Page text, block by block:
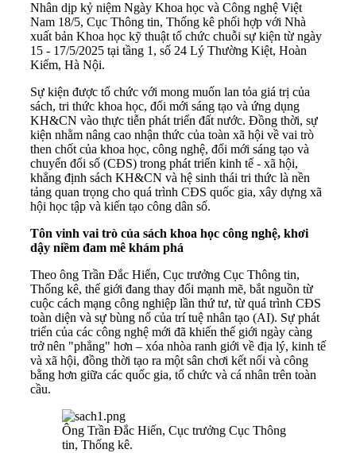
Nhân dịp kỷ niệm Ngày Khoa học và Công nghệ Việt
Nam 18/5, Cục Thông tin, Thống kê phối hợp với Nhà
xuất bản Khoa học kỹ thuật tổ chức chuỗi sự kiện từ ngày
15 - 17/5/2025 tại tầng 1, số 24 Lý Thường Kiệt, Hoàn
Kiếm, Hà Nội.
Sự kiện được tổ chức với mong muốn lan tỏa giá trị của
sách, tri thức khoa học, đổi mới sáng tạo và ứng dụng
KH&CN vào thực tiễn phát triển đất nước. Đồng thời, sự
kiện nhằm nâng cao nhận thức của toàn xã hội về vai trò
then chốt của khoa học, công nghệ, đổi mới sáng tạo và
chuyển đổi số (CĐS) trong phát triển kinh tế - xã hội,
khẳng định sách KH&CN và hệ sinh thái tri thức là nền
tảng quan trọng cho quá trình CĐS quốc gia, xây dựng xã
hội học tập và kiến tạo công dân số.
Tôn vinh vai trò của sách khoa học công nghệ, khơi
dậy niềm đam mê khám phá
Theo ông Trần Đắc Hiến, Cục trưởng Cục Thông tin,
Thống kê, thế giới đang thay đổi mạnh mẽ, bắt nguồn từ
cuộc cách mạng công nghiệp lần thứ tư, từ quá trình CĐS
toàn diện và sự bùng nổ của trí tuệ nhân tạo (AI). Sự phát
triển của các công nghệ mới đã khiến thế giới ngày càng
trở nên "phẳng" hơn – xóa nhòa ranh giới về địa lý, kinh tế
và xã hội, đồng thời tạo ra một sân chơi kết nối và công
bằng hơn giữa các quốc gia, tổ chức và cá nhân trên toàn
cầu.
Ông Trần Đắc Hiến, Cục trưởng Cục Thông
tin, Thống kê.